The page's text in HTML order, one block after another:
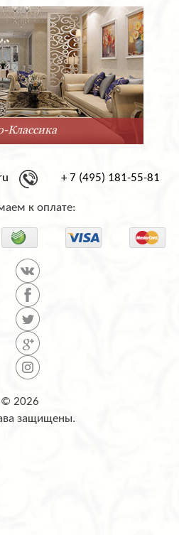
Классика
+ 7 (495) 181-55-81
к оплате:
© 2026
защищены.